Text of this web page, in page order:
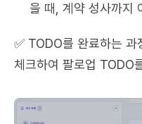
을 때, 계약 성사까지
✅ TODO를 완료하는
체크하여 팔로업 TODO